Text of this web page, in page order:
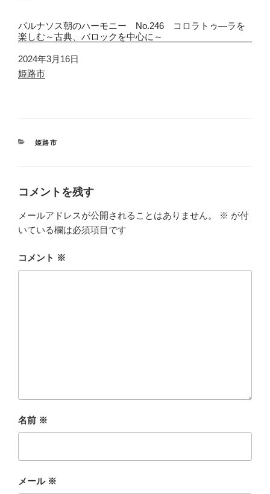
パルナソス朝のハーモニー No.246 コロラトゥ―ラを
楽しむ～古典、バロックを中心に～
日付
2024年3月16日
関連理由
姫路市
カ
姫路市
コメントを残す
メールアドレスが公開されることはありません。 ※ が付
いている欄は必須項目です
コメント ※
名前 ※
メール ※